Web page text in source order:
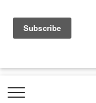
a
e
b
o
t
.
o
e
t